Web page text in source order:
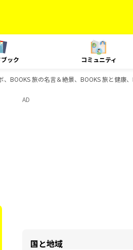
ック コミュニティ
旅の名言＆絶景、BOOKS 旅と健康
AD
国と地域